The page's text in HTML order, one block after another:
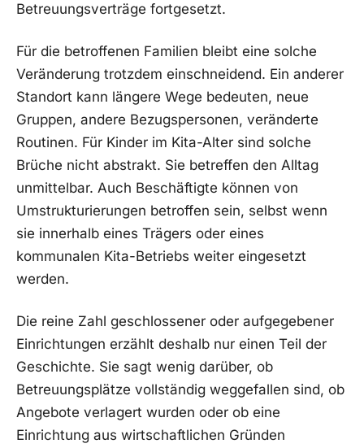
Betreuungsverträge fortgesetzt.
Für die betroffenen Familien bleibt eine solche
Veränderung trotzdem einschneidend. Ein anderer
Standort kann längere Wege bedeuten, neue
Gruppen, andere Bezugspersonen, veränderte
Routinen. Für Kinder im Kita-Alter sind solche
Brüche nicht abstrakt. Sie betreffen den Alltag
unmittelbar. Auch Beschäftigte können von
Umstrukturierungen betroffen sein, selbst wenn
sie innerhalb eines Trägers oder eines
kommunalen Kita-Betriebs weiter eingesetzt
werden.
Die reine Zahl geschlossener oder aufgegebener
Einrichtungen erzählt deshalb nur einen Teil der
Geschichte. Sie sagt wenig darüber, ob
Betreuungsplätze vollständig weggefallen sind, ob
Angebote verlagert wurden oder ob eine
Einrichtung aus wirtschaftlichen Gründen